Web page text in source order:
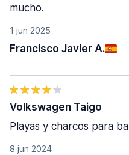
1 jun 2025
Francisco Javier A.
mucho.
8 jun 2024
Volkswagen Taigo
Playas y charcos para